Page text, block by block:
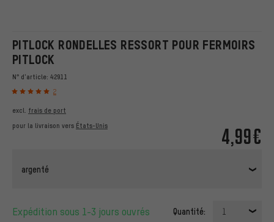
PITLOCK RONDELLES RESSORT POUR FERMOIRS
PITLOCK
N° d'article: 42911
2
4,99€
excl. frais de port
pour la livraison vers États-Unis
argenté
Expédition sous 1-3 jours ouvrés Quantité: 1